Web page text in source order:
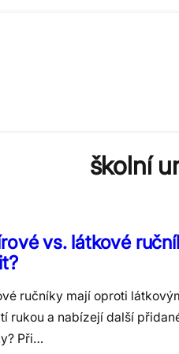
školní
vs. látkové
ručníky mají oproti
rukou a nabízejí další
Při…